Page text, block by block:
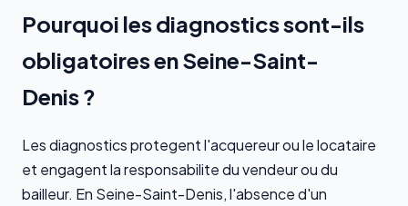
Pourquoi les diagnostics sont-ils
obligatoires en Seine-Saint-
Denis ?
Les diagnostics protegent l'acquereur ou le locataire
et engagent la responsabilite du vendeur ou du
bailleur. En Seine-Saint-Denis, l'absence d'un